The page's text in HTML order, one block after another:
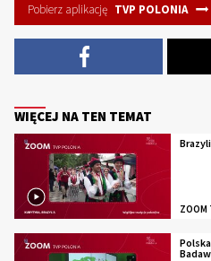
Pobierz aplikację TVP POLONIA
WIĘCEJ NA TEN TEMAT
ZOOM